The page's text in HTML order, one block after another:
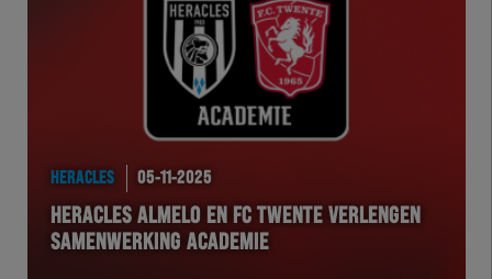
HERACLES 05-11-2025
HERACLES ALMELO EN FC TWENTE VERLENGEN
SAMENWERKING ACADEMIE